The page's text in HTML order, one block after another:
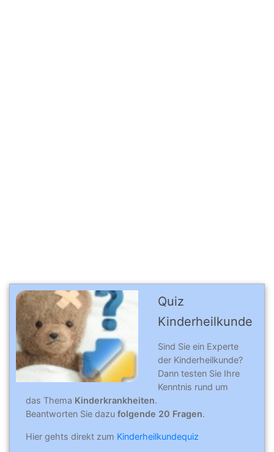
Quiz
Kinderheilkunde
Sind Sie ein Experte
der Kinderheilkunde?
Dann testen Sie Ihre
Kenntnis rund um
das Thema Kinderkrankheiten.
Beantworten Sie dazu folgende 20 Fragen.
Hier gehts direkt zum Kinderheilkundequiz